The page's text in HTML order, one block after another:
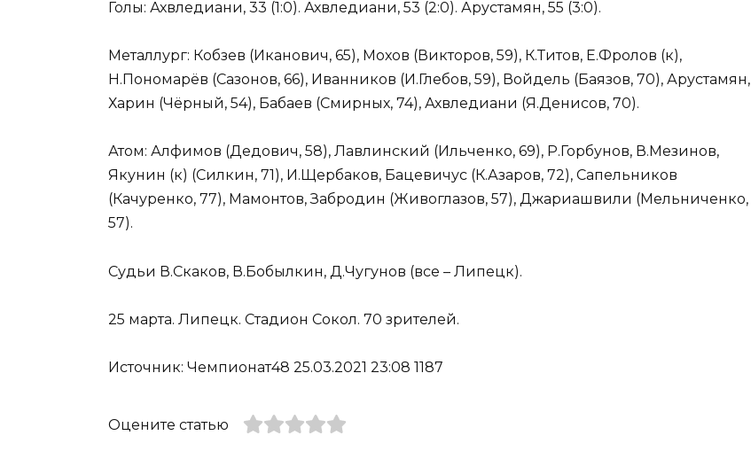
Голы: Ахвледиани, 33 (1:0). Ахвледиани, 53 (2:0). Арустамян, 55 (3:0).
Металлург: Кобзев (Иканович, 65), Мохов (Викторов, 59), К.Титов, Е.Фролов (к),
Н.Пономарёв (Сазонов, 66), Иванников (И.Глебов, 59), Войдель (Баязов, 70), Арустамян,
Харин (Чёрный, 54), Бабаев (Смирных, 74), Ахвледиани (Я.Денисов, 70).
Атом: Алфимов (Дедович, 58), Лавлинский (Ильченко, 69), Р.Горбунов, В.Мезинов,
Якунин (к) (Силкин, 71), И.Щербаков, Бацевичус (К.Азаров, 72), Сапельников
(Качуренко, 77), Мамонтов, Забродин (Живоглазов, 57), Джариашвили (Мельниченко,
57).
Судьи В.Скаков, В.Бобылкин, Д.Чугунов (все – Липецк).
25 марта. Липецк. Стадион Сокол. 70 зрителей.
Источник: Чемпионат48 25.03.2021 23:08 1187
Оцените статью